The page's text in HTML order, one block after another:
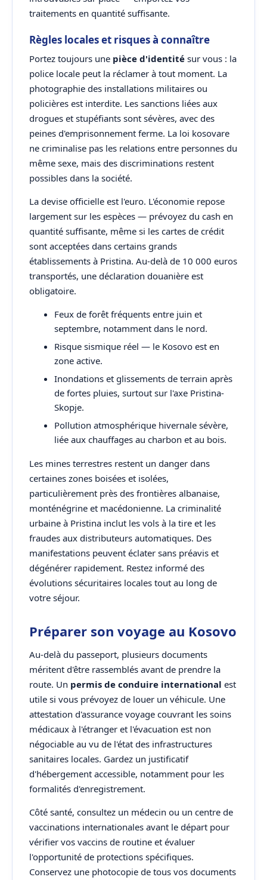
traitements en quantité suffisante.
Règles locales et risques à connaître
Portez toujours une pièce d'identité sur vous : la
police locale peut la réclamer à tout moment. La
photographie des installations militaires ou
policières est interdite. Les sanctions liées aux
drogues et stupéfiants sont sévères, avec des
peines d'emprisonnement ferme. La loi kosovare
ne criminalise pas les relations entre personnes du
même sexe, mais des discriminations restent
possibles dans la société.
La devise officielle est l'euro. L'économie repose
largement sur les espèces — prévoyez du cash en
quantité suffisante, même si les cartes de crédit
sont acceptées dans certains grands
établissements à Pristina. Au-delà de 10 000 euros
transportés, une déclaration douanière est
obligatoire.
Feux de forêt fréquents entre juin et
septembre, notamment dans le nord.
Risque sismique réel — le Kosovo est en
zone active.
Inondations et glissements de terrain après
de fortes pluies, surtout sur l'axe Pristina-
Skopje.
Pollution atmosphérique hivernale sévère,
liée aux chauffages au charbon et au bois.
Les mines terrestres restent un danger dans
certaines zones boisées et isolées,
particulièrement près des frontières albanaise,
monténégrine et macédonienne. La criminalité
urbaine à Pristina inclut les vols à la tire et les
fraudes aux distributeurs automatiques. Des
manifestations peuvent éclater sans préavis et
dégénérer rapidement. Restez informé des
évolutions sécuritaires locales tout au long de
votre séjour.
Préparer son voyage au Kosovo
Au-delà du passeport, plusieurs documents
méritent d'être rassemblés avant de prendre la
route. Un permis de conduire international est
utile si vous prévoyez de louer un véhicule. Une
attestation d'assurance voyage couvrant les soins
médicaux à l'étranger et l'évacuation est non
négociable au vu de l'état des infrastructures
sanitaires locales. Gardez un justificatif
d'hébergement accessible, notamment pour les
formalités d'enregistrement.
Côté santé, consultez un médecin ou un centre de
vaccinations internationales avant le départ pour
vérifier vos vaccins de routine et évaluer
l'opportunité de protections spécifiques.
Conservez une photocopie de tous vos documents